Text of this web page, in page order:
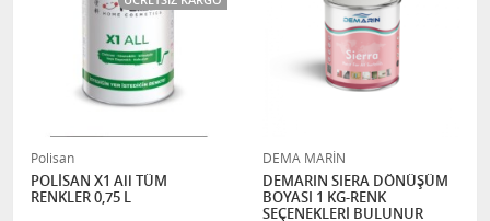
Polisan
POLİSAN X1 All TÜM
RENKLER 0,75 L
DEMA MARİN
DEMARIN SIERA DÖNÜŞÜM
BOYASI 1 KG-RENK
SEÇENEKLERİ BULUNUR